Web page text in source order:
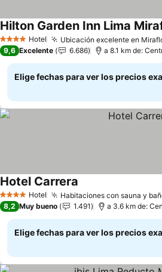
4 EstrellasHotel Ubicación excelente en
Hilton Garden Inn Lima
9,6 Excelente 6.686 a 8.1 km de:
Elige fechas para ver los precios
4 EstrellasHotel Habitaciones con sauna y
Hotel Carrera
8,2 Muy bueno 1.491 a 3.6 km de:
Elige fechas para ver los precios